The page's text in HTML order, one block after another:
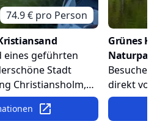
74.9€ pro Person
eines geführten
Stadt
Christiansholm,
und die
nur einige der
Grünes
direkt vor
geführter
Baneheia